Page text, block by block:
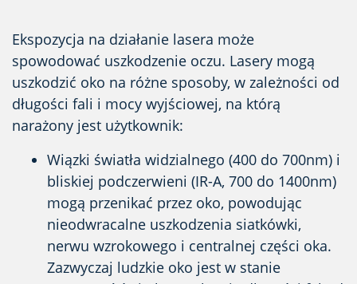
Ekspozycja na działanie lasera może
spowodować uszkodzenie oczu. Lasery mogą
uszkodzić oko na różne sposoby, w zależności od
długości fali i mocy wyjściowej, na którą
narażony jest użytkownik:
Wiązki światła widzialnego (400 do 700nm) i
bliskiej podczerwieni (IR-A, 700 do 1400nm)
mogą przenikać przez oko, powodując
nieodwracalne uszkodzenia siatkówki,
nerwu wzrokowego i centralnej części oka.
Zazwyczaj ludzkie oko jest w stanie